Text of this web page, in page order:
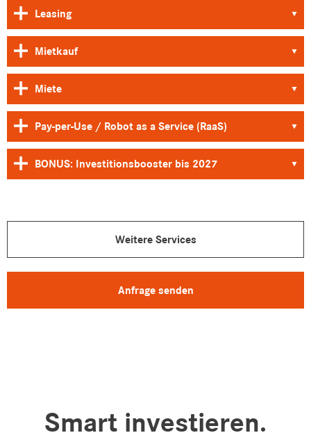
Leasing ▾
Mietkauf ▾
Miete ▾
Pay-per-Use / Robot as a Service (RaaS) ▾
BONUS: Investitionsbooster bis 2027 ▾
Weitere Services
Anfrage senden
Smart investieren.